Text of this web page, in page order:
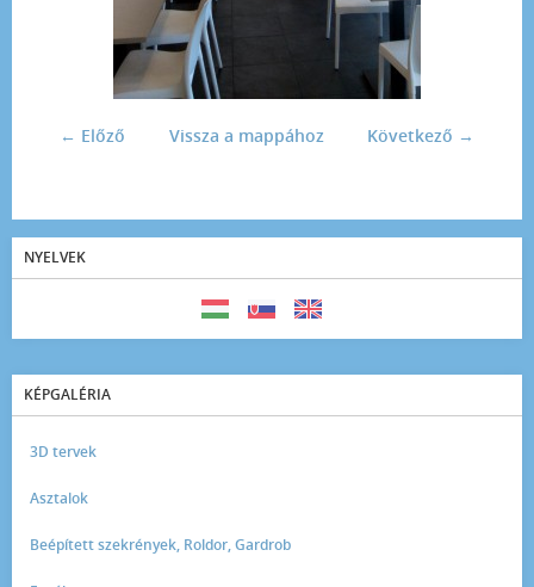
← Előző Következő →
Vissza a mappához
NYELVEK
KÉPGALÉRIA
3D tervek
Asztalok
Beépített szekrények, Roldor, Gardrob